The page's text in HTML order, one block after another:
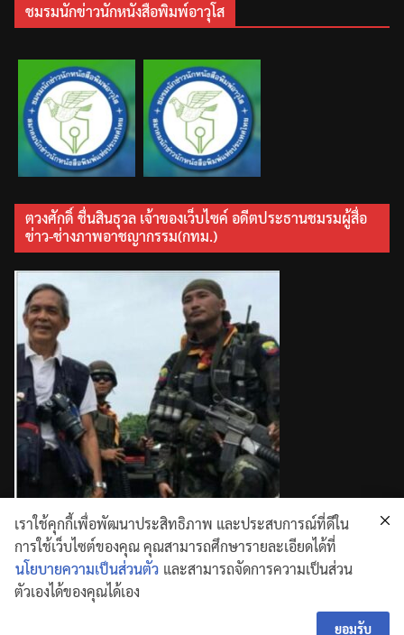
ชมรมนักข่าวนักหนังสือพิมพ์อาวุโส
ตวงศักดิ์ ชื่นสินธุวล เจ้าของเว็บไซค์ อดีตประธานชมรมผู้สื่อ
ข่าว-ช่างภาพอาชญากรรม(กทม.)
WordPress.
เราใช้คุกกี้เพื่อพัฒนาประสิทธิภาพ และประสบการณ์ที่ดีใน
การใช้เว็บไซต์ของคุณ คุณสามารถศึกษารายละเอียดได้ที่
นโยบายความเป็นส่วนตัว และสามารถจัดการความเป็นส่วน
ตัวเองได้ของคุณได้เอง
ยอมรับ